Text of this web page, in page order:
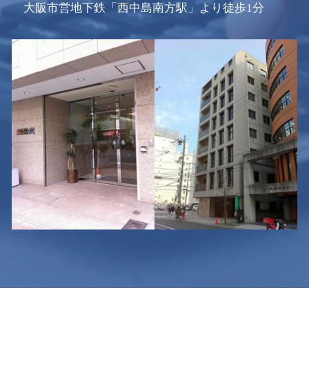
大阪市営地下鉄「西中島南方駅」より徒歩1分